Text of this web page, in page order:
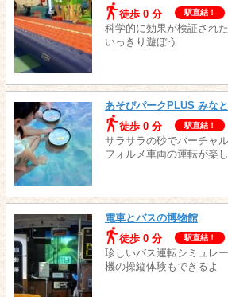
徒歩 0 分
駅直結！
科学的に効果が検証され
いっきり遊ぼう
あそびパークPLUS みな
徒歩 0 分
駅直結！
サラサラの砂でバーチャ
フォルメ車両の運転が楽
電車とバスの博物館
徒歩 0 分
駅直結！
珍しいバス運転シミュレ
機の操縦体験もできるよ